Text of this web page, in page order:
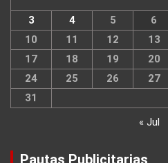
3
4 5 6
10
11 12 13
17
18 19 20
24
25 26 27
31
« Jul